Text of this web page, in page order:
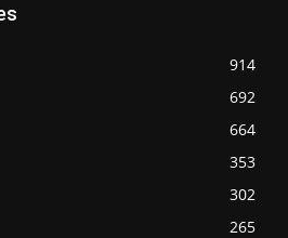
914
692
664
353
302
265